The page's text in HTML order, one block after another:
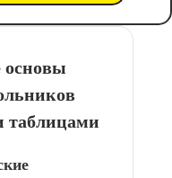
основы
таблицами